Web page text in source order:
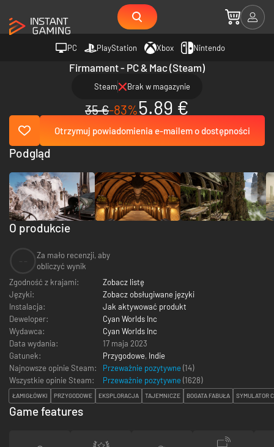
PC PlayStation Xbox Nintendo
Firmament - PC & Mac (Steam)
Steam Brak w magazynie
35 €-83%5.89 €
Otrzymuj powiadomienia e-mailem o dostępności
O produkcie
Za mało recenzji, aby
obliczyć wynik
Zgodność z krajami:
Zobacz listę
Języki:
Zobacz obsługiwane języki
Instalacja:
Jak aktywować produkt
Deweloper:
Cyan Worlds Inc
Wydawca:
Cyan Worlds Inc
Data wydania:
17 maja 2023
Gatunek:
Przygodowe, Indie
Najnowsze opinie Steam:
Przeważnie pozytywne (14)
Wszystkie opinie Steam:
Przeważnie pozytywne (1628)
ŁAMIGŁÓWKI PRZYGODOWE EKSPLORACJA TAJEMNICZE BOGATA FABUŁA SYMULATOR
Podgląd
Game features